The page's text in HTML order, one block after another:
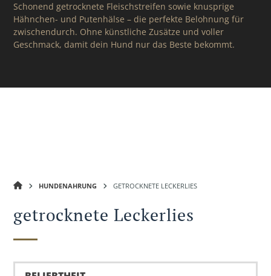
Schonend getrocknete Fleischstreifen sowie knusprige
Hähnchen- und Putenhälse – die perfekte Belohnung für
zwischendurch. Ohne künstliche Zusätze und voller
Geschmack, damit dein Hund nur das Beste bekommt.
GUT
HUNDENAHRUNG GETROCKNETE LECKERLIES
getrocknete Leckerlies